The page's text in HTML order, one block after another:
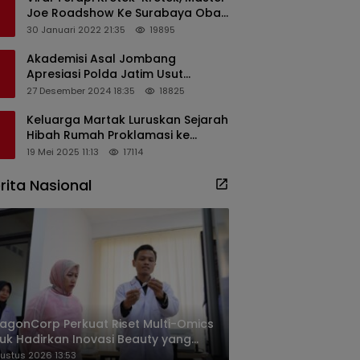
Joe Roadshow Ke Surabaya Obati
Pasien Sekaligus Edukasi
30 Januari 2022 21:35 19895
Akademisi Asal Jombang
Apresiasi Polda Jatim Usut
Dugaan Korupsi Pengisian
27 Desember 2024 18:35 18825
Keluarga Martak Luruskan Sejarah
Hibah Rumah Proklamasi ke
Soekarno
19 Mei 2025 11:13 17114
Nasional
Perkuat Riset Multi-Omics
Hadirkan Inovasi Beauty yang
Relevan bagi Masyarakat
2026 13:53